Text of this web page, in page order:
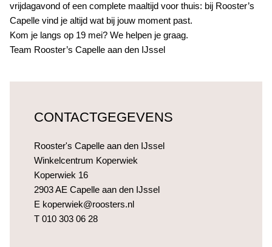
vrijdagavond of een complete maaltijd voor thuis: bij Rooster’s
Capelle vind je altijd wat bij jouw moment past.
Kom je langs op 19 mei? We helpen je graag.
Team Rooster’s Capelle aan den IJssel
CONTACTGEGEVENS
Rooster's Capelle aan den IJssel
Winkelcentrum Koperwiek
Koperwiek 16
2903 AE Capelle aan den IJssel
E koperwiek@roosters.nl
T 010 303 06 28